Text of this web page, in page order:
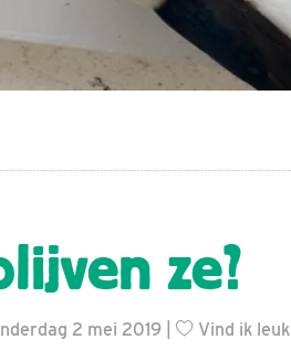
ze?
2 mei 2019 | Vind ik leuk